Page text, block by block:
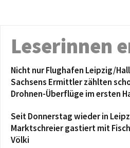
Leserinnen
Nicht nur Flughafen Leipzig/
Sachsens Ermittler zählten
Drohnen-Überflüge im ersten
Seit Donnerstag wieder in
Marktschreier gastiert mit
Völki